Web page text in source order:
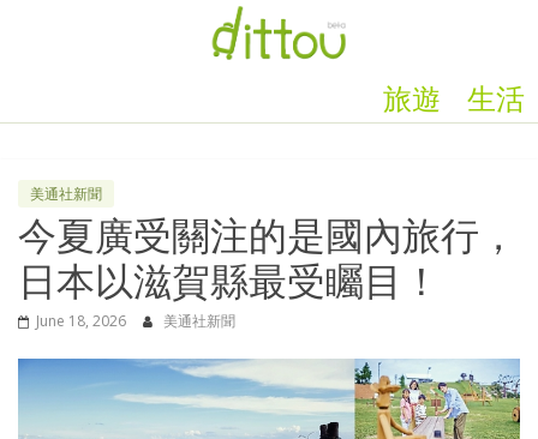
生活
旅遊
美通社新聞
今夏廣受關注的是國內旅行，
日本以滋賀縣最受矚目！
June 18, 2026 美通社新聞